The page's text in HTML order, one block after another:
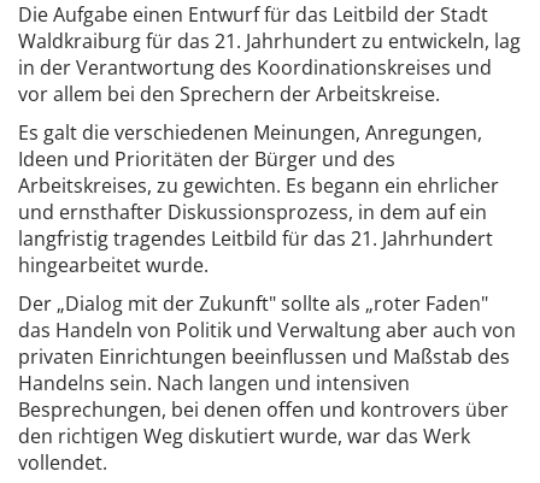
Die Aufgabe einen Entwurf für das Leitbild der Stadt
Waldkraiburg für das 21. Jahrhundert zu entwickeln, lag
in der Verantwortung des Koordinationskreises und
vor allem bei den Sprechern der Arbeitskreise.
Es galt die verschiedenen Meinungen, Anregungen,
Ideen und Prioritäten der Bürger und des
Arbeitskreises, zu gewichten. Es begann ein ehrlicher
und ernsthafter Diskussionsprozess, in dem auf ein
langfristig tragendes Leitbild für das 21. Jahrhundert
hingearbeitet wurde.
Der „Dialog mit der Zukunft" sollte als „roter Faden"
das Handeln von Politik und Verwaltung aber auch von
privaten Einrichtungen beeinflussen und Maßstab des
Handelns sein. Nach langen und intensiven
Besprechungen, bei denen offen und kontrovers über
den richtigen Weg diskutiert wurde, war das Werk
vollendet.